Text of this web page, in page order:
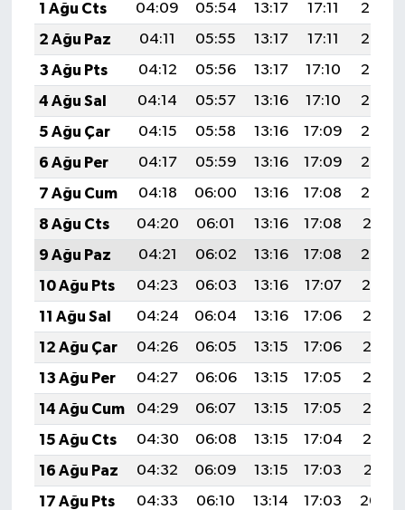
1 Ağu Cts
04:09 05:54 13:17 17:11
20:29
2 Ağu Paz
04:11 05:55 13:17 17:11
20:28
3 Ağu Pts
04:12 05:56 13:17 17:10
20:27
4 Ağu Sal
04:14 05:57 13:16 17:10
20:26
5 Ağu Çar
04:15 05:58 13:16 17:09
20:25
6 Ağu Per
04:17 05:59 13:16 17:09
20:24
7 Ağu Cum
04:18 06:00 13:16 17:08
20:23
8 Ağu Cts
04:20 06:01 13:16 17:08
20:21
9 Ağu Paz
04:21 06:02 13:16 17:08
20:20
10 Ağu Pts
04:23 06:03 13:16 17:07
20:19
11 Ağu Sal
04:24 06:04 13:16 17:06
20:17
12 Ağu Çar
04:26 06:05 13:15 17:06
20:16
13 Ağu Per
04:27 06:06 13:15 17:05
20:15
14 Ağu Cum
04:29 06:07 13:15 17:05
20:13
15 Ağu Cts
04:30 06:08 13:15 17:04
20:12
16 Ağu Paz
04:32 06:09 13:15 17:03
20:11
17 Ağu Pts
04:33 06:10 13:14 17:03
20:09